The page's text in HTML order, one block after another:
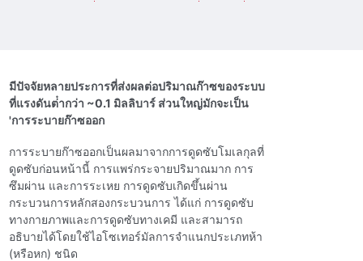
มีปัจจัยหลายประการที่ส่งผลต่อปริมาณก๊าซของระบบ
ที่แรงดันต่ํากว่า ~0.1 มิลลิบาร์ ส่วนใหญ่มักจะเป็น
'การระบายก๊าซออก
การระบายก๊าซออกเป็นผลมาจากการดูดซับโมเลกุลที่
ดูดซับก่อนหน้านี้ การแพร่กระจายปริมาณมาก การ
ซึมผ่าน และการระเหย การดูดซับเกิดขึ้นผ่าน
กระบวนการหลักสองกระบวนการ ได้แก่ การดูดซับ
ทางกายภาพและการดูดซับทางเคมี และสามารถ
อธิบายได้โดยใช้ไอโซเทอร์มัลการจําแนกประเภทห้า
(หรือหก) ชนิด